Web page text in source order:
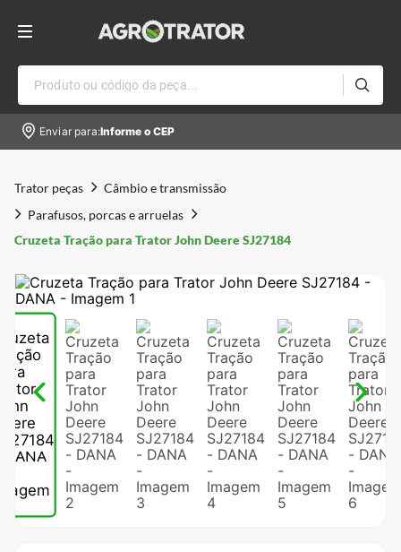
Produto ou código da peça...
Enviar para:Informe o CEP
Trator peças
Câmbio e transmissão
Parafusos, porcas e arruelas
Cruzeta Tração para Trator John Deere SJ27184